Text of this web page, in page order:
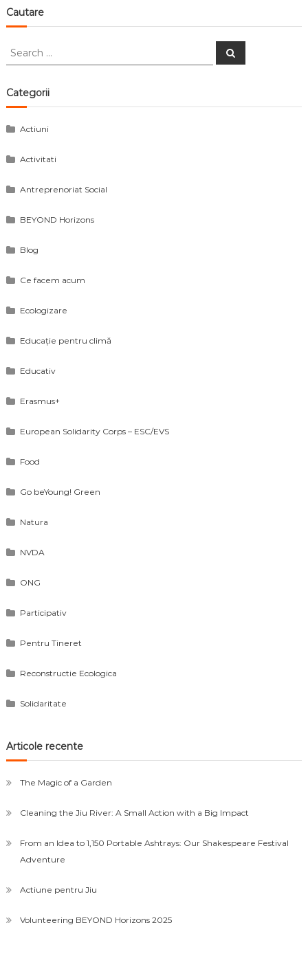
articole
Cautare
Search
Search
Categorii
Actiuni
Activitati
Antreprenoriat Social
BEYOND Horizons
Blog
Ce facem acum
Ecologizare
Educație pentru climă
Educativ
Erasmus+
European Solidarity Corps – ESC/EVS
Food
Go beYoung! Green
Natura
NVDA
ONG
Participativ
Pentru Tineret
Reconstructie Ecologica
Solidaritate
Articole recente
The Magic of a Garden
Cleaning the Jiu River: A Small Action with a Big Impact
From an Idea to 1,150 Portable Ashtrays: Our Shakespeare Festival
Adventure
Actiune pentru Jiu
Volunteering BEYOND Horizons 2025